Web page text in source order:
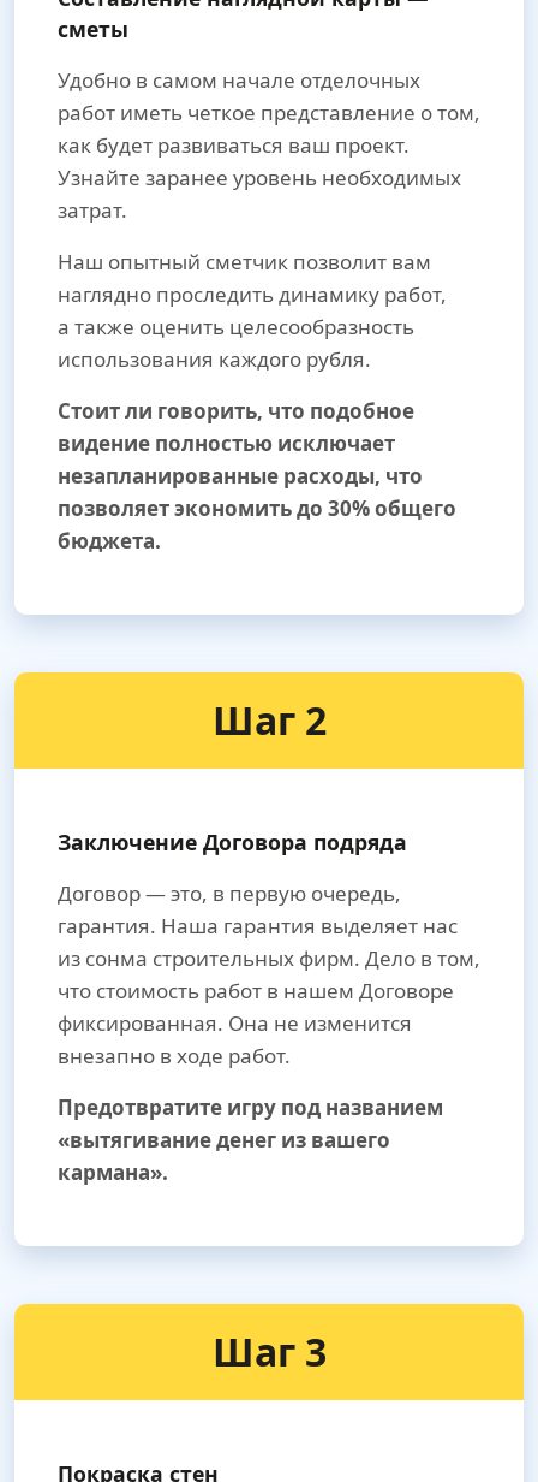
сметы
Удобно в самом начале отделочных
работ иметь четкое представление о том,
как будет развиваться ваш проект.
Узнайте заранее уровень необходимых
затрат.
Наш опытный сметчик позволит вам
наглядно проследить динамику работ,
а также оценить целесообразность
использования каждого рубля.
Стоит ли говорить, что подобное
видение полностью исключает
незапланированные расходы, что
позволяет экономить до 30% общего
бюджета.
Шаг 2
Заключение Договора подряда
Договор — это, в первую очередь,
гарантия. Наша гарантия выделяет нас
из сонма строительных фирм. Дело в том,
что стоимость работ в нашем Договоре
фиксированная. Она не изменится
внезапно в ходе работ.
Предотвратите игру под названием
«вытягивание денег из вашего
кармана».
Шаг 3
Покраска стен